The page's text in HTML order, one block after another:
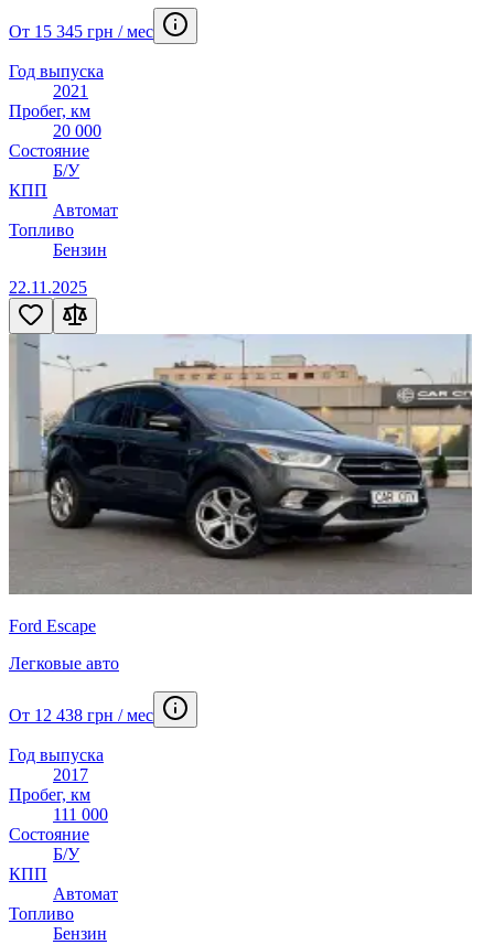
От 15 345 грн / мес
Год выпуска
2021
Пробег, км
20 000
Состояние
Б/У
КПП
Автомат
Топливо
Бензин
22.11.2025
Ford Escape
Легковые авто
От 12 438 грн / мес
Год выпуска
2017
Пробег, км
111 000
Состояние
Б/У
КПП
Автомат
Топливо
Бензин